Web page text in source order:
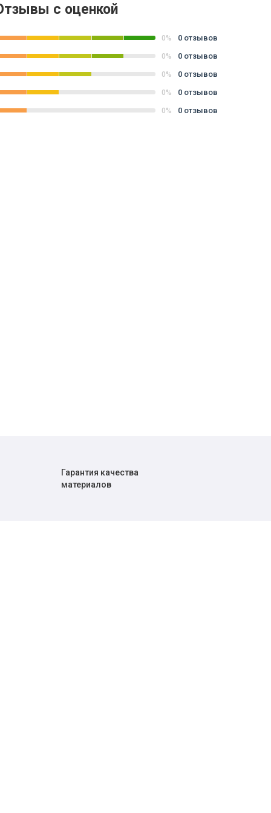
с оценкой
0% 0 отзывов
0% 0 отзывов
0% 0 отзывов
0% 0 отзывов
0% 0 отзывов
Гарантия качества
материалов